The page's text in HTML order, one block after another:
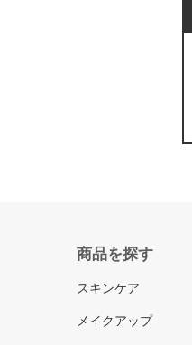
商品を探す
スキンケア
メイクアップ